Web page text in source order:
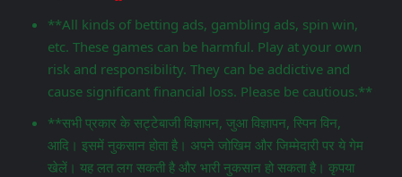
**All kinds of betting ads, gambling ads, spin win,
etc. These games can be harmful. Play at your own
risk and responsibility. They can be addictive and
cause significant financial loss. Please be cautious.**
**सभी प्रकार के सट्टेबाजी विज्ञापन, जुआ विज्ञापन, स्पिन विन,
आदि। इसमें नुकसान होता है। अपने जोखिम और जिम्मेदारी पर ये गेम
खेलें। यह लत लग सकती है और भारी नुकसान हो सकता है। कृपया